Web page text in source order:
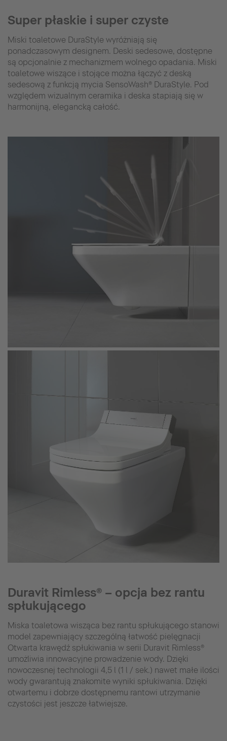
Super płaskie i super czyste
Miski toaletowe DuraStyle wyróżniają się
ponadczasowym designem. Deski sedesowe, dostępne
są opcjonalnie z mechanizmem wolnego opadania. Miski
toaletowe wiszące i stojące można łączyć z deską
sedesową z funkcją mycia SensoWash® DuraStyle. Pod
względem wizualnym ceramika i deska stapiają się w
harmonijną, elegancką całość.
Duravit Rimless® – opcja bez rantu
spłukującego
Miska toaletowa wisząca bez rantu spłukującego stanowi
model zapewniający szczególną łatwość pielęgnacji
Otwarta krawędź spłukiwania w serii Duravit Rimless®
umożliwia innowacyjne prowadzenie wody. Dzięki
nowoczesnej technologii 4,5 l (1 l / sek.) nawet małe ilości
wody gwarantują znakomite wyniki spłukiwania. Dzięki
otwartemu i dobrze dostępnemu rantowi utrzymanie
czystości jest jeszcze łatwiejsze.